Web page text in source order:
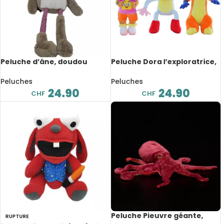
Peluche d’âne, doudou
Peluches
CHF 24.90
Peluche Dora l’exploratrice,
Peluches
CHF 24.90
RUPTURE
Peluche Pieuvre géante,